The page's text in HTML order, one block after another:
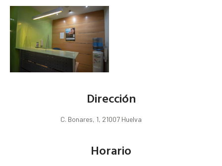
Dirección
C. Bonares, 1, 21007 Huelva
Horario